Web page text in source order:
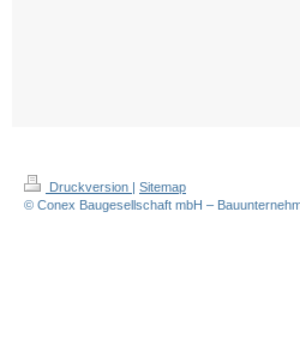
Druckversion | Sitemap
© Conex Baugesellschaft mbH –